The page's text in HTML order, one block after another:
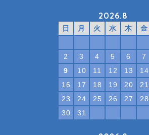
2026.8
日 月 火 水 木 金
2
3 4 5 6 7
9
10 11 12 13 14
16
17 18 19 20 21
23
24 25 26 27 28
30
31